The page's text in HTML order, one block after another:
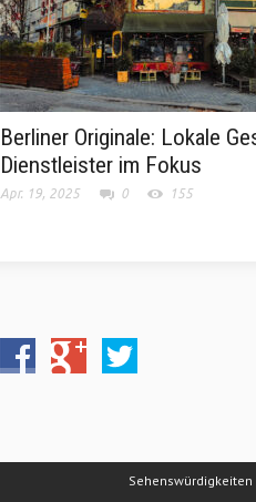
Berliner Originale: Lokale
Dienstleister im Fokus
Apr. 19, 2025 0 155
Sehenswürdigkeiten